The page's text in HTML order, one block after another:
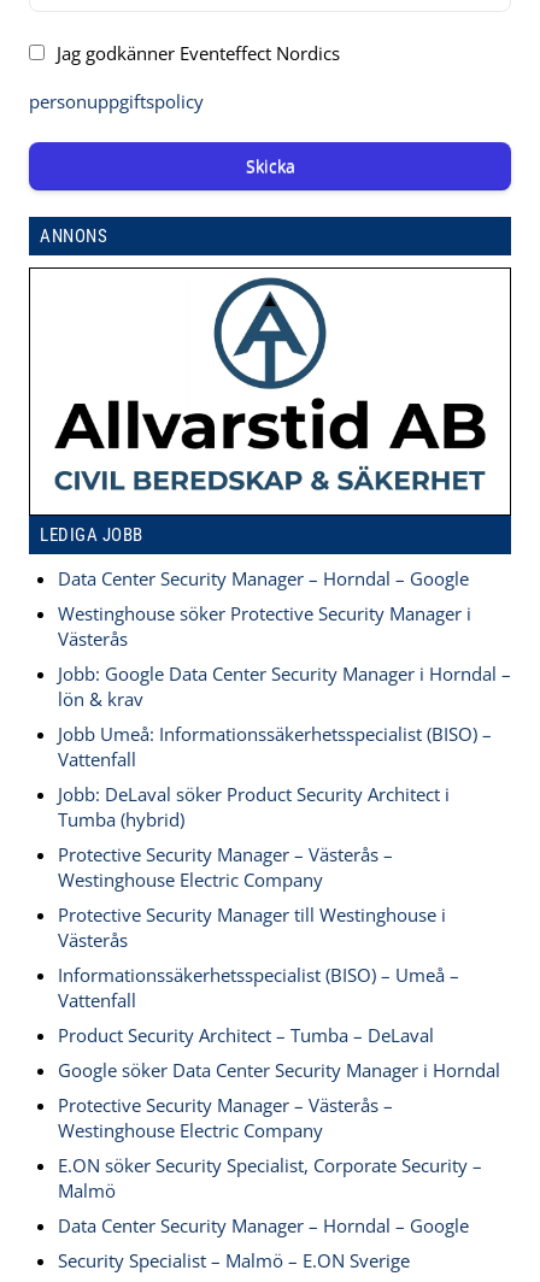
Jag godkänner Eventeffect Nordics
personuppgiftspolicy
Skicka
ANNONS
LEDIGA JOBB
Data Center Security Manager – Horndal – Google
Westinghouse söker Protective Security Manager i
Västerås
Jobb: Google Data Center Security Manager i Horndal –
lön & krav
Jobb Umeå: Informationssäkerhetsspecialist (BISO) –
Vattenfall
Jobb: DeLaval söker Product Security Architect i
Tumba (hybrid)
Protective Security Manager – Västerås –
Westinghouse Electric Company
Protective Security Manager till Westinghouse i
Västerås
Informationssäkerhetsspecialist (BISO) – Umeå –
Vattenfall
Product Security Architect – Tumba – DeLaval
Google söker Data Center Security Manager i Horndal
Protective Security Manager – Västerås –
Westinghouse Electric Company
E.ON söker Security Specialist, Corporate Security –
Malmö
Data Center Security Manager – Horndal – Google
Security Specialist – Malmö – E.ON Sverige